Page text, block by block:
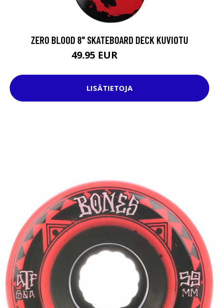
ZERO BLOOD 8" SKATEBOARD DECK KUVIOTU
49.95 EUR
LISÄTIETOJA